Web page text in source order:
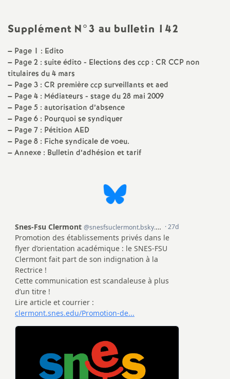
t
i
o
s
n
Supplément N°3 au bulletin 142
– Page 1 : Edito
– Page 2 : suite édito - Elections des ccp : CR CCP non
titulaires du 4 mars
– Page 3 : CR première ccp surveillants et aed
– Page 4 : Médiateurs - stage du 28 mai 2009
– Page 5 : autorisation d’absence
– Page 6 : Pourquoi se syndiquer
– Page 7 : Pétition AED
– Page 8 : Fiche syndicale de voeu.
–Annexe : Bulletin d’adhésion et tarif